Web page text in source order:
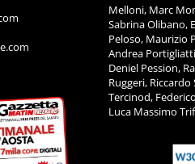
Melloni, Marc
Sabrina Olibano,
Peloso, Maurizio
Andrea
Deniel Pession,
Ruggeri,
Tercinod,
Luca Massimo